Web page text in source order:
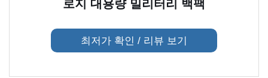
로지 대용량 밀리터리 백팩
최저가 확인 / 리뷰 보기